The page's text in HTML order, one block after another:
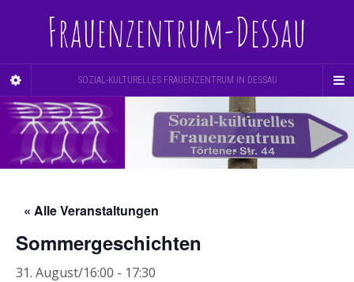
Frauenzentrum-Dessau
SOZIAL-KULTURELLES FRAUENZENTRUM IN DESSAU
« Alle Veranstaltungen
Sommergeschichten
31. August/16:00 - 17:30